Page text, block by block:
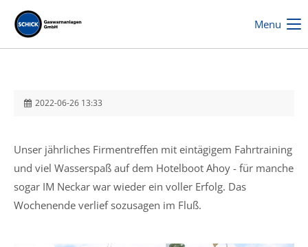
Menu
2022-06-26 13:33
Unser jährliches Firmentreffen mit eintägigem Fahrtraining
und viel Wasserspaß auf dem Hotelboot Ahoy - für manche
sogar IM Neckar war wieder ein voller Erfolg. Das
Wochenende verlief sozusagen im Fluß.